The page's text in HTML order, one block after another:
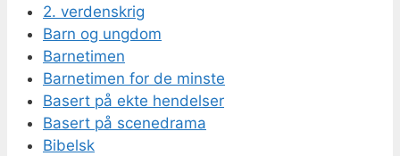
2. verdenskrig
Barn og ungdom
Barnetimen
Barnetimen for de minste
Basert på ekte hendelser
Basert på scenedrama
Bibelsk